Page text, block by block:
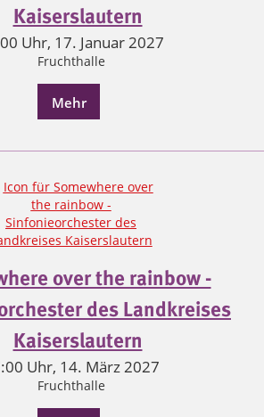
Kaiserslautern
Uhr, 17. Januar 2027
Fruchthalle
Mehr
over the rainbow -
des Landkreises
Kaiserslautern
Uhr, 14. März 2027
Fruchthalle